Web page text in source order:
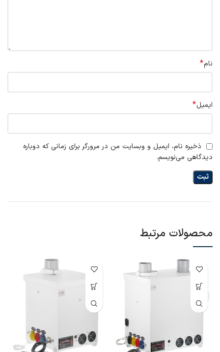
نام*
ایمیل*
ذخیره نام، ایمیل و وبسایت من در مرورگر برای زمانی که دوباره
دیدگاهی می‌نویسم.
محصولات مرتبط